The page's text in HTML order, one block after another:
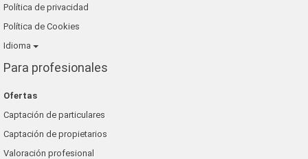
Política de privacidad
Política de Cookies
Idioma
Para profesionales
Ofertas
Captación de particulares
Captación de propietarios
Valoración profesional